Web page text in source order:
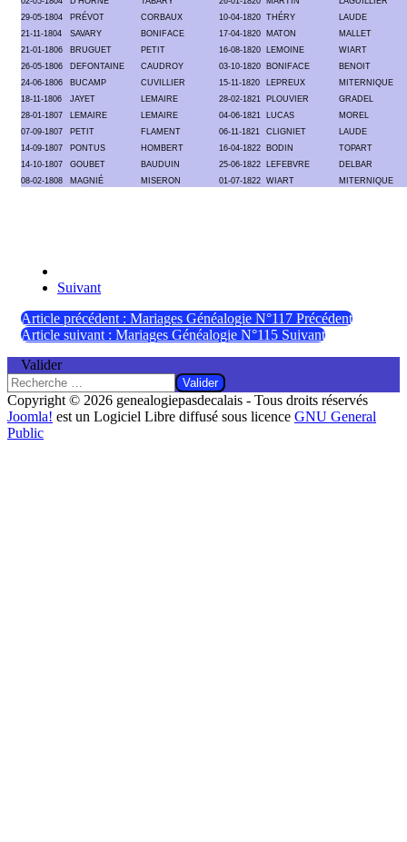
29-05-1804
PRÉVOT CORBAUX 10-04-1820 THÉRY
LAUDE
21-11-1804
SAVARY BONIFACE 17-04-1820 MATON
MALLET
21-01-1806
BRUGUET PETIT 16-08-1820 LEMOINE
WIART
26-05-1806
DEFONTAINE CAUDROY 03-10-1820 BONIFACE
BENOIT
24-06-1806
BUCAMP CUVILLIER 15-11-1820 LEPREUX
MITERNIQUE
18-11-1806
JAYET LEMAIRE 28-02-1821 PLOUVIER
GRADEL
28-01-1807
LEMAIRE LEMAIRE 04-06-1821 LUCAS
MOREL
07-09-1807
PETIT FLAMENT 06-11-1821 CLIGNIET
LAUDE
14-09-1807
PONTUS HOMBERT 16-04-1822 BODIN
TOPART
14-10-1807
GOUBET BAUDUIN 25-06-1822 LEFEBVRE
DELBAR
08-02-1808
MAGNIÉ MISERON 01-07-1822 WIART MITERNIQUE
Suivant
Article précédent : Mariages Généalogie N°117 Précédent
Article suivant : Mariages Généalogie N°115 Suivant
Valider
Valider
Copyright © 2026 genealogiepasdecalais - Tous droits réservés
Joomla! est un Logiciel Libre diffusé sous licence GNU General
Public